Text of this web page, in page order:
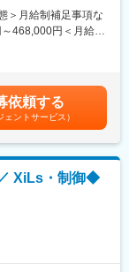
）
した。当社では工場
立案から導入後のフ
拡大に貢献してい
設備に関する設
ジネスを展開する予
設備の不具合箇所の
効率化・生産性向
ムおよびグループ
維持管理までを一
在宅勤務可能で
せて、柔軟な働き
ェクトがあり、労
＞月給制補足事項な
468,000円＜月給＞
依頼する
ェントサービス）
XiLs・制御◆